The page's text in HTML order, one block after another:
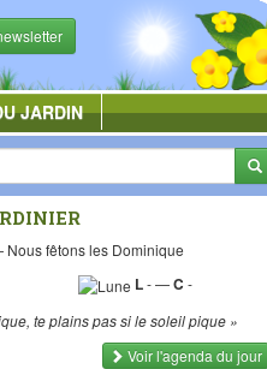
JARDIN
Nous fêtons les Dominique
L-—C-
te plains pas si le soleil pique »
Voir l'agenda du jour